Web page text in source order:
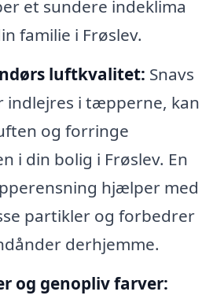
et sundere indeklima
familie i Frøslev.
luftkvalitet: Snavs
indlejres i tæpperne, kan
og forringe
i din bolig i Frøslev. En
hjælper med
partikler og forbedrer
derhjemme.
og genopliv farver: